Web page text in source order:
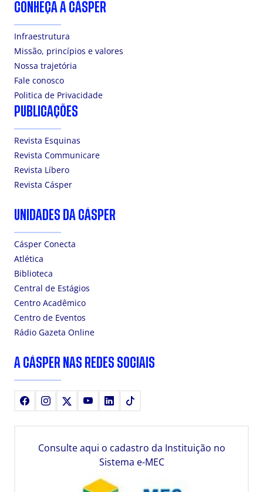
CONHEÇA A CÁSPER
Infraestrutura
Missão, princípios e valores
Nossa trajetória
Fale conosco
Politica de Privacidade
PUBLICAÇÕES
Revista Esquinas
Revista Communicare
Revista Líbero
Revista Cásper
UNIDADES DA CÁSPER
Cásper Conecta
Atlética
Biblioteca
Central de Estágios
Centro Acadêmico
Centro de Eventos
Rádio Gazeta Online
A CÁSPER NAS REDES SOCIAIS
FacebookInstagram YoutubeLinkedIn
Consulte aqui o cadastro da Instituição no
Sistema e-MEC